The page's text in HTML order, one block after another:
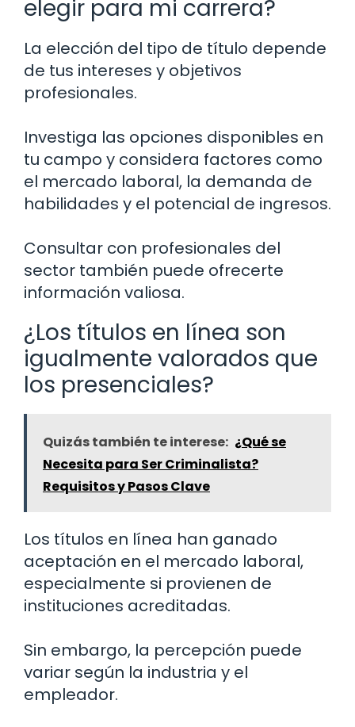
elegir para mi carrera?
La elección del tipo de título depende
de tus intereses y objetivos
profesionales.
Investiga las opciones disponibles en
tu campo y considera factores como
el mercado laboral, la demanda de
habilidades y el potencial de ingresos.
Consultar con profesionales del
sector también puede ofrecerte
información valiosa.
¿Los títulos en línea son
igualmente valorados que
los presenciales?
Quizás también te interese: ¿Qué se
Necesita para Ser Criminalista?
Requisitos y Pasos Clave
Los títulos en línea han ganado
aceptación en el mercado laboral,
especialmente si provienen de
instituciones acreditadas.
Sin embargo, la percepción puede
variar según la industria y el
empleador.